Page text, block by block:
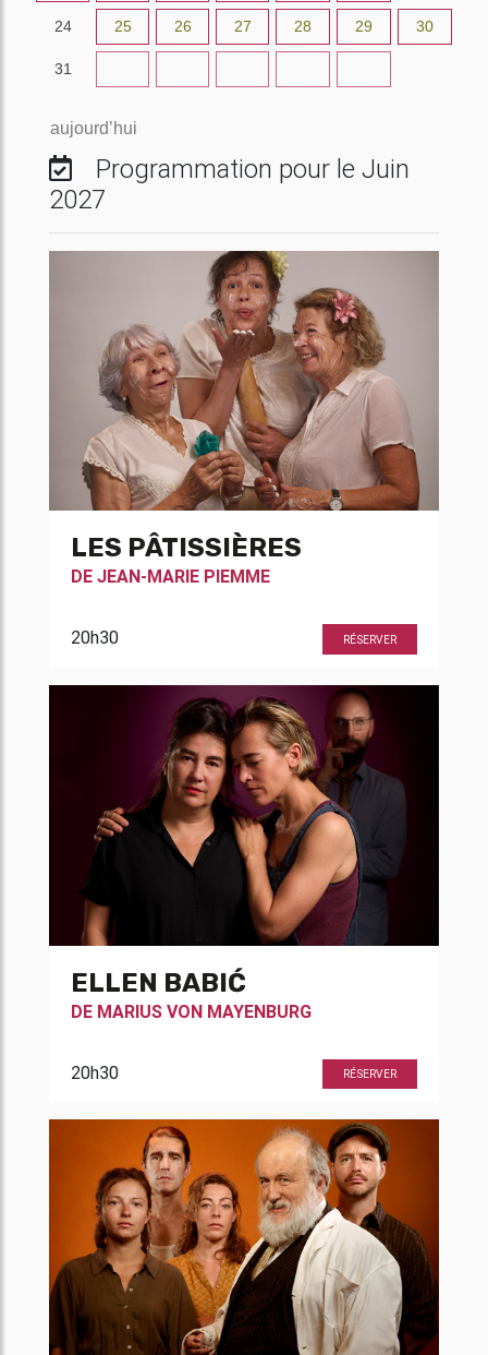
24 25 26 27 28 29 30
31
aujourd’hui
Programmation pour le Juin
2027
LES PÂTISSIÈRES
DE JEAN-MARIE PIEMME
20h30 RÉSERVER
ELLEN BABIĆ
DE MARIUS VON MAYENBURG
20h30 RÉSERVER